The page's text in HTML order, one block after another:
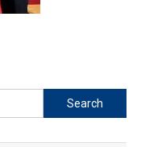
Search
for: